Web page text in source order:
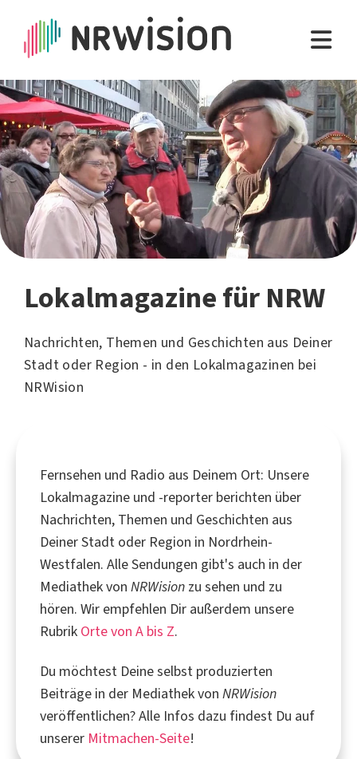
Lokalmagazine für NRW
Nachrichten, Themen und Geschichten aus Deiner
Stadt oder Region - in den Lokalmagazinen bei
NRWision
Fernsehen und Radio aus Deinem Ort: Unsere
Lokalmagazine und -reporter berichten über
Nachrichten, Themen und Geschichten aus
Deiner Stadt oder Region in Nordrhein-
Westfalen. Alle Sendungen gibt's auch in der
Mediathek von NRWision zu sehen und zu
hören. Wir empfehlen Dir außerdem unsere
Rubrik Orte von A bis Z.
Du möchtest Deine selbst produzierten
Beiträge in der Mediathek von NRWision
veröffentlichen? Alle Infos dazu findest Du auf
unserer Mitmachen-Seite!